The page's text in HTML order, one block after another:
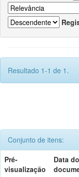
Resultado 1-1 de 1.
Conjunto de itens:
Pré-
visualização
Data do